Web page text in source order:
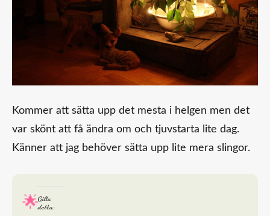
Kommer att sätta upp det mesta i helgen men det
var skönt att få ändra om och tjuvstarta lite dag.
Känner att jag behöver sätta upp lite mera slingor.
Gilla
detta: